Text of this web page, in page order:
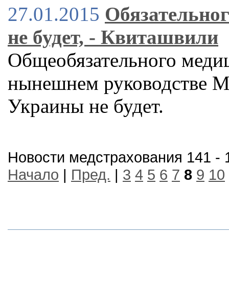
27.01.2015
не будет, - Квиташвили
Общеобязательного
нынешнем руководстве
Украины не будет.
Новости медстрахования 141 -
Начало | Пред. | 3 4 5 6 7 8 9 10